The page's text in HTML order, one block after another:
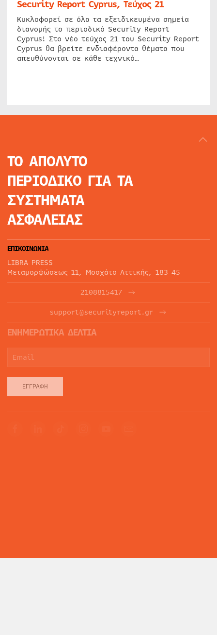
Security Report Cyprus, Τεύχος 21
Κυκλοφορεί σε όλα τα εξειδικευμένα σημεία
διανομής το περιοδικό Security Report
Cyprus! Στο νέο τεύχος 21 του Security Report
Cyprus θα βρείτε ενδιαφέροντα θέματα που
απευθύνονται σε κάθε τεχνικό…
ΤΟ ΑΠΟΛΥΤΟ
ΠΕΡΙΟΔΙΚΟ ΓΙΑ ΤΑ
ΣΥΣΤΗΜΑΤΑ
ΑΣΦΑΛΕΙΑΣ
ΕΠΙΚΟΙΝΩΝΙΑ
LIBRA PRESS
Μεταμορφώσεως 11, Μοσχάτο Αττικής, 183 45
2108815417
support@securityreport.gr
ΕΝΗΜΕΡΩΤΙΚΑ ΔΕΛΤΙΑ
ΕΓΓΡΑΦΉ